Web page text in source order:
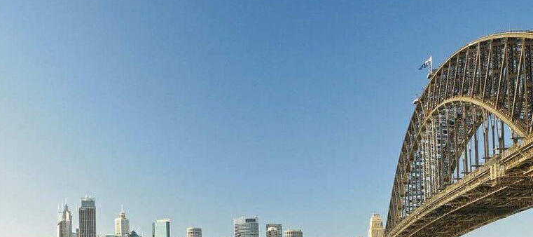
Melbourne selfdrive
Perth – Broome selfdrive
Perth – Darwin selfdrive
Perth selfdrive
Sydney – Adelaide selfdrive